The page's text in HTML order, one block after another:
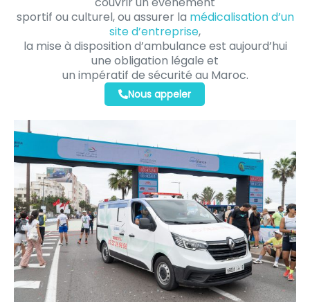
sportif ou culturel, ou assurer la médicalisation d’un
site d’entreprise,
la mise à disposition d’ambulance est aujourd’hui
une obligation légale et
un impératif de sécurité au Maroc.
Nous appeler